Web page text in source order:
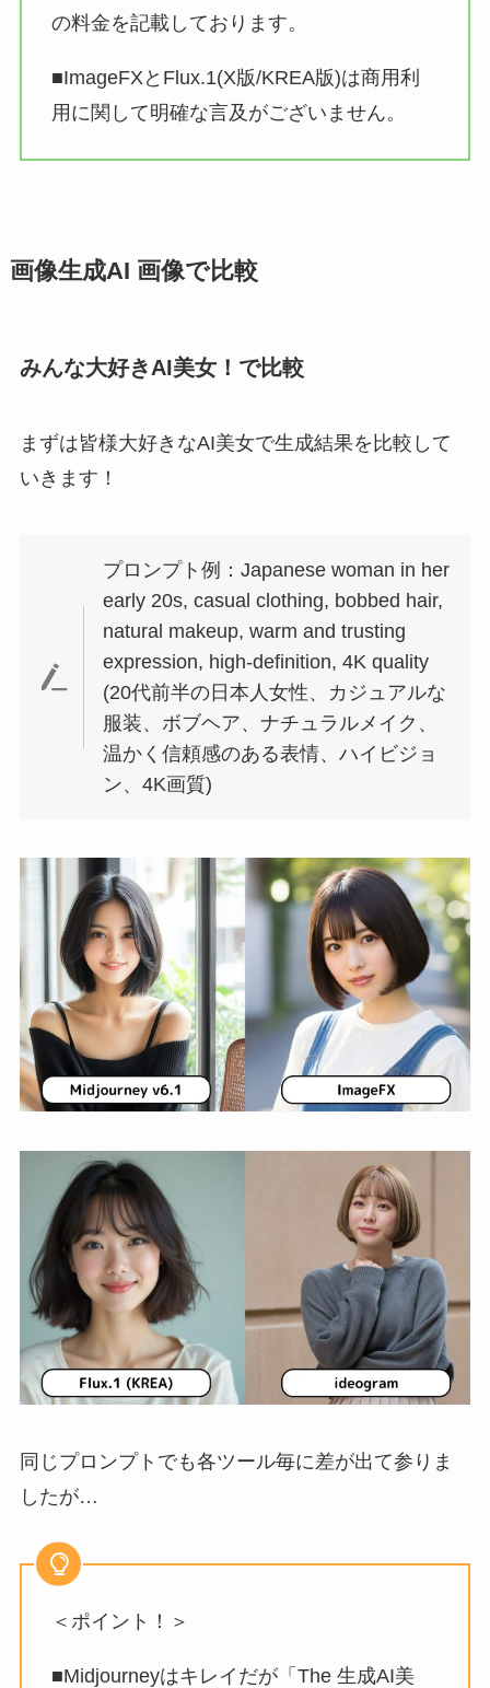
の料金を記載しております。
■ImageFXとFlux.1(X版/KREA版)は商用利
用に関して明確な言及がございません。
画像生成AI 画像で比較
みんな大好きAI美女！で比較
まずは皆様大好きなAI美女で生成結果を比較して
いきます！
プロンプト例：Japanese woman in her
early 20s, casual clothing, bobbed hair,
natural makeup, warm and trusting
expression, high-definition, 4K quality
(20代前半の日本人女性、カジュアルな
服装、ボブヘア、ナチュラルメイク、
温かく信頼感のある表情、ハイビジョ
ン、4K画質)
同じプロンプトでも各ツール毎に差が出て参りま
したが…
＜ポイント！＞
■Midjourneyはキレイだが「The 生成AI美